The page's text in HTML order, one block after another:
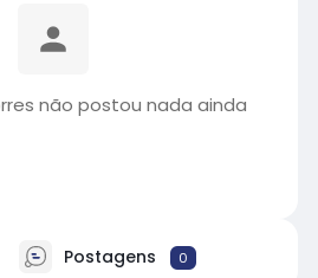
não postou nada ainda
Postagens 0